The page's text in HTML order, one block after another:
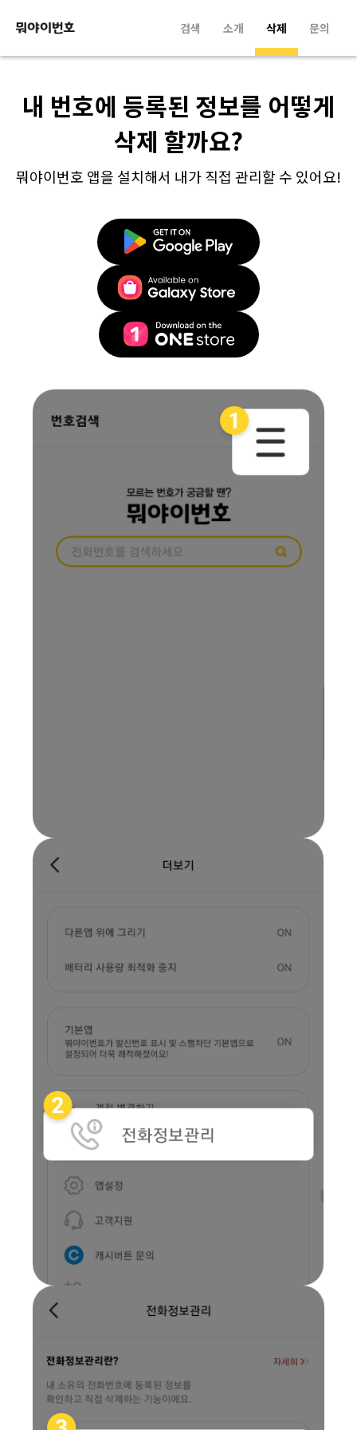
검색 소개 삭제 문의
내 번호에 등록된 정보를 어떻게
삭제 할까요?
뭐야이번호 앱을 설치해서 내가 직접 관리할 수 있어요!